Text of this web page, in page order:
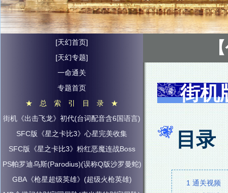
街机
目录
1 通关视频
[天幻首页]
[天幻专题]
一命通关
专题首页
★ 总 索 引 目 录 ★
街机《出击飞龙》初代(台词配音含6国语言)
SFC版《星之卡比3》心星完美收集
SFC版《星之卡比3》粉红恶魔连战Boss
PS帕罗迪乌斯(Parodius)(误称Q版沙罗曼蛇)
GBA《枪星超级英雄》(超级火枪英雄)